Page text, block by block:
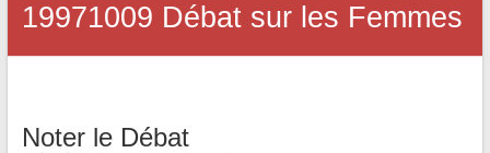
19971009 Débat sur les Femmes
Noter le Débat